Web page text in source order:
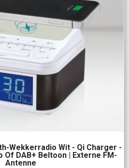
Wekkerradio Wit - Qi Charger -
Of DAB+ Beltoon | Externe FM-
Antenne